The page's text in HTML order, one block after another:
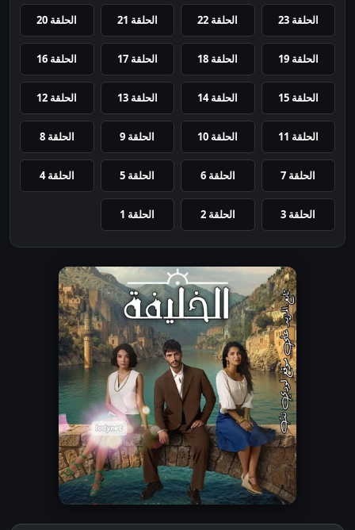
الحلقة 23 الحلقة 22 الحلقة 21 الحلقة 20
الحلقة 19 الحلقة 18 الحلقة 17 الحلقة 16
الحلقة 15 الحلقة 14 الحلقة 13 الحلقة 12
الحلقة 11 الحلقة 10 الحلقة 9 الحلقة 8
الحلقة 7 الحلقة 6 الحلقة 5 الحلقة 4
الحلقة 3 الحلقة 2 الحلقة 1